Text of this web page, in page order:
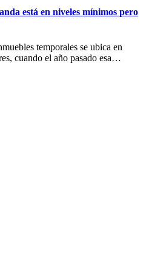
está en niveles mínimos pero
temporales se ubica en
cuando el año pasado esa…